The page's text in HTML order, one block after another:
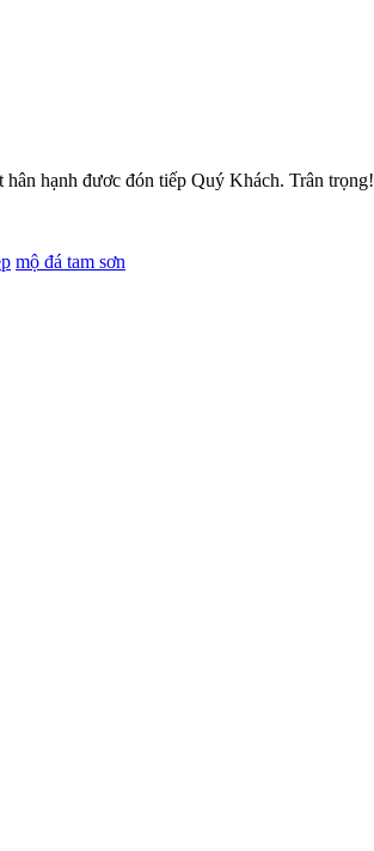
hạnh đươc đón tiếp Quý Khách. Trân trọng!
mộ đá tam sơn